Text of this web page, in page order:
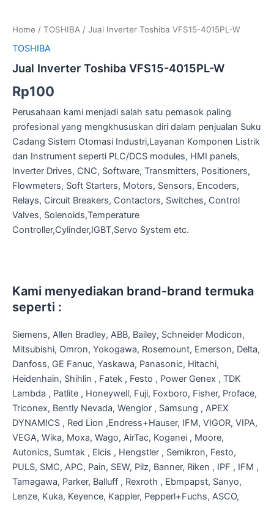
Home / TOSHIBA / Jual Inverter Toshiba VFS15-4015PL-W
TOSHIBA
Jual Inverter Toshiba VFS15-4015PL-W
Rp100
Perusahaan kami menjadi salah satu pemasok paling
profesional yang mengkhususkan diri dalam penjualan Suku
Cadang Sistem Otomasi Industri,Layanan Komponen Listrik
dan Instrument seperti PLC/DCS modules, HMI panels,
Inverter Drives, CNC, Software, Transmitters, Positioners,
Flowmeters, Soft Starters, Motors, Sensors, Encoders,
Relays, Circuit Breakers, Contactors, Switches, Control
Valves, Solenoids,Temperature
Controller,Cylinder,IGBT,Servo System etc.
Kami menyediakan brand-brand termuka
seperti :
Siemens, Allen Bradley, ABB, Bailey, Schneider Modicon,
Mitsubishi, Omron, Yokogawa, Rosemount, Emerson, Delta,
Danfoss, GE Fanuc, Yaskawa, Panasonic, Hitachi,
Heidenhain, Shihlin , Fatek , Festo , Power Genex , TDK
Lambda , Patlite , Honeywell, Fuji, Foxboro, Fisher, Proface,
Triconex, Bently Nevada, Wenglor , Samsung , APEX
DYNAMICS , Red Lion ,Endress+Hauser, IFM, VIGOR, VIPA,
VEGA, Wika, Moxa, Wago, AirTac, Koganei , Moore,
Autonics, Sumtak , Elcis , Hengstler , Semikron, Festo,
PULS, SMC, APC, Pain, SEW, Pilz, Banner, Riken , IPF , IFM ,
Tamagawa, Parker, Balluff , Rexroth , Ebmpapst, Sanyo,
Lenze, Kuka, Keyence, Kappler, Pepperl+Fuchs, ASCO,
VFS15-
4015PL-
quantity